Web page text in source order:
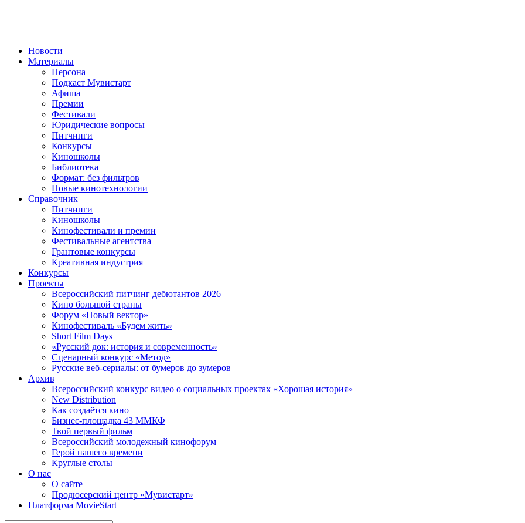
Новости
Материалы
Персона
Подкаст Мувистарт
Афиша
Премии
Фестивали
Юридические вопросы
Питчинги
Конкурсы
Киношколы
Библиотека
Формат: без фильтров
Новые кинотехнологии
Справочник
Питчинги
Киношколы
Кинофестивали и премии
Фестивальные агентства
Грантовые конкурсы
Креативная индустрия
Конкурсы
Проекты
Всероссийский питчинг дебютантов 2026
Кино большой страны
Форум «Новый вектор»
Кинофестиваль «Будем жить»
Short Film Days
«Русский док: история и современность»
Сценарный конкурс «Метод»
Русские веб-сериалы: от бумеров до зумеров
Архив
Всероссийский конкурс видео о социальных проектах «Хорошая история»
New Distribution
Как создаётся кино
Бизнес-площадка 43 ММКФ
Твой первый фильм
Всероссийский молодежный кинофорум
Герой нашего времени
Круглые столы
О нас
О сайте
Продюсерский центр «Мувистарт»
Платформа MovieStart